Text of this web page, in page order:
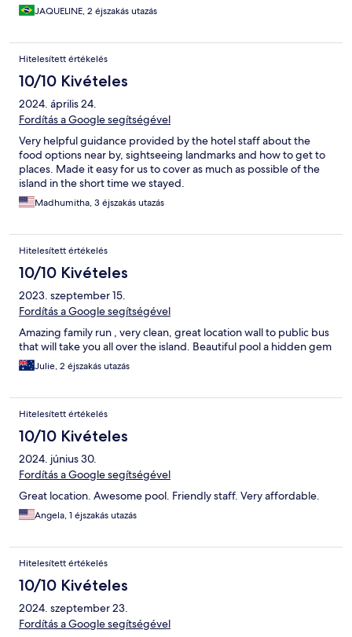
JAQUELINE, 2 éjszakás utazás
Hitelesített értékelés
10/10 Kivételes
2024. április 24.
Fordítás a Google segítségével
Very helpful guidance provided by the hotel staff about the
food options near by, sightseeing landmarks and how to get to
places. Made it easy for us to cover as much as possible of the
island in the short time we stayed.
Madhumitha, 3 éjszakás utazás
Hitelesített értékelés
10/10 Kivételes
2023. szeptember 15.
Fordítás a Google segítségével
Amazing family run , very clean, great location wall to public bus
that will take you all over the island. Beautiful pool a hidden gem
Julie, 2 éjszakás utazás
Hitelesített értékelés
10/10 Kivételes
2024. június 30.
Fordítás a Google segítségével
Great location. Awesome pool. Friendly staff. Very affordable.
Angela, 1 éjszakás utazás
Hitelesített értékelés
10/10 Kivételes
2024. szeptember 23.
Fordítás a Google segítségével